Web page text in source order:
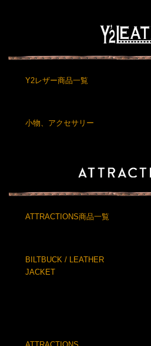
Y2レザー商品一覧
小物、アクセサリー
ATTRACTIONS商品一覧
BILTBUCK / LEATHER
JACKET